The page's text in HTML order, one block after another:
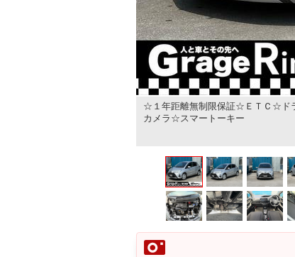
☆１年距離無制限保証☆ＥＴＣ☆ド
カメラ☆スマートーキー